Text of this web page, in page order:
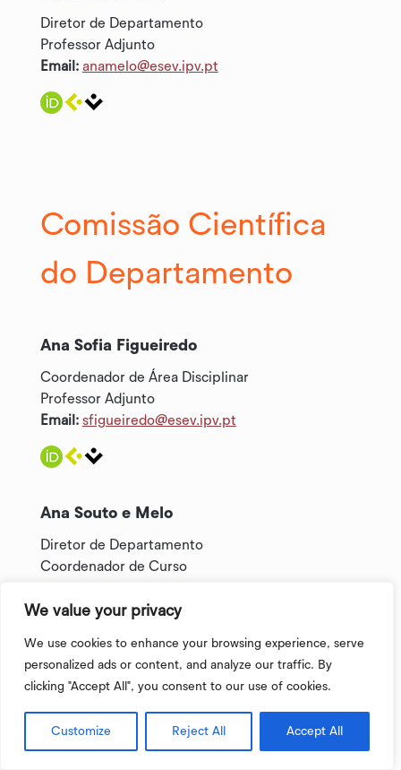
We value your privacy
We use cookies to enhance your browsing experience, serve
personalized ads or content, and analyze our traffic. By
clicking "Accept All", you consent to our use of cookies.
Customize Reject All Accept All
Diretor de Departamento
Professor Adjunto
Email: anamelo@esev.ipv.pt
Comissão Científica
do Departamento
Ana Sofia Figueiredo
Coordenador de Área Disciplinar
Professor Adjunto
Email: sfigueiredo@esev.ipv.pt
Ana Souto e Melo
Diretor de Departamento
Coordenador de Curso
Email: anamelo@esev.ipv.pt
Coordenador de Curso
Professor Adjunto